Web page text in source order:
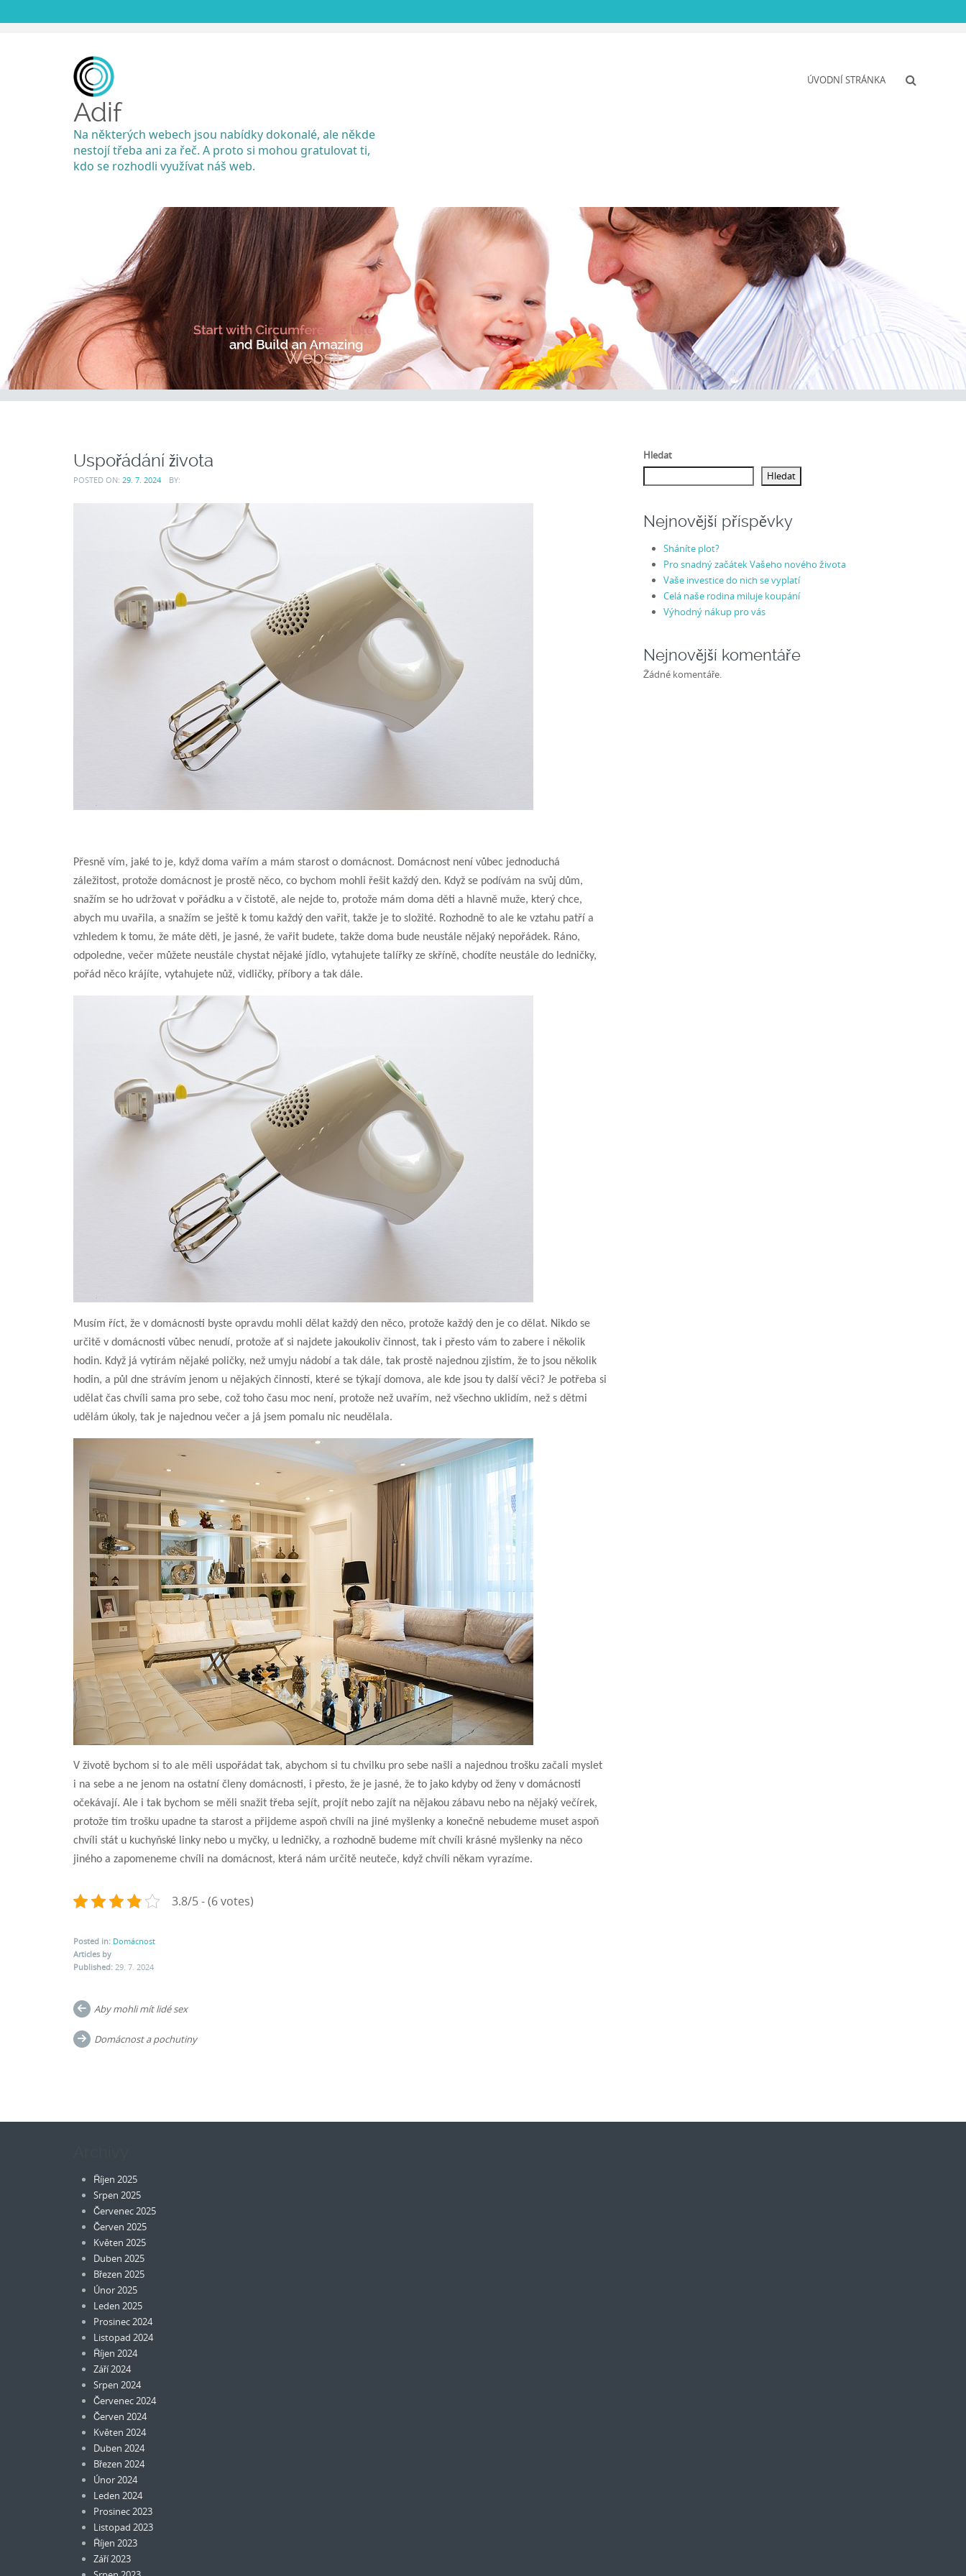
Adif
Na některých webech jsou nabídky dokonalé, ale někde
nestojí třeba ani za řeč. A proto si mohou gratulovat ti,
kdo se rozhodli využívat náš web.
ÚVODNÍ STRÁNKA
Uspořádání života
POSTED ON: 29. 7. 2024 BY:
Přesně vím, jaké to je, když doma vařím a mám starost o domácnost. Domácnost není vůbec jednoduchá
záležitost, protože domácnost je prostě něco, co bychom mohli řešit každý den. Když se podívám na svůj dům,
snažím se ho udržovat v pořádku a v čistotě, ale nejde to, protože mám doma děti a hlavně muže, který chce,
abych mu uvařila, a snažím se ještě k tomu každý den vařit, takže je to složité. Rozhodně to ale ke vztahu patří a
vzhledem k tomu, že máte děti, je jasné, že vařit budete, takže doma bude neustále nějaký nepořádek. Ráno,
odpoledne, večer můžete neustále chystat nějaké jídlo, vytahujete talířky ze skříně, chodíte neustále do ledničky,
pořád něco krájíte, vytahujete nůž, vidličky, příbory a tak dále.
Musím říct, že v domácnosti byste opravdu mohli dělat každý den něco, protože každý den je co dělat. Nikdo se
určitě v domácnosti vůbec nenudí, protože ať si najdete jakoukoliv činnost, tak i přesto vám to zabere i několik
hodin. Když já vytírám nějaké poličky, než umyju nádobí a tak dále, tak prostě najednou zjistím, že to jsou několik
hodin, a půl dne strávím jenom u nějakých činností, které se týkají domova, ale kde jsou ty další věci? Je potřeba si
udělat čas chvíli sama pro sebe, což toho času moc není, protože než uvařím, než všechno uklidím, než s dětmi
udělám úkoly, tak je najednou večer a já jsem pomalu nic neudělala.
V životě bychom si to ale měli uspořádat tak, abychom si tu chvilku pro sebe našli a najednou trošku začali myslet
i na sebe a ne jenom na ostatní členy domácnosti, i přesto, že je jasné, že to jako kdyby od ženy v domácnosti
očekávají. Ale i tak bychom se měli snažit třeba sejít, projít nebo zajít na nějakou zábavu nebo na nějaký večírek,
protože tím trošku upadne ta starost a přijdeme aspoň chvíli na jiné myšlenky a konečně nebudeme muset aspoň
chvíli stát u kuchyňské linky nebo u myčky, u ledničky, a rozhodně budeme mít chvíli krásné myšlenky na něco
jiného a zapomeneme chvíli na domácnost, která nám určitě neuteče, když chvíli někam vyrazíme.
3.8/5 - (6 votes)
Posted in: Domácnost
Articles by
Published: 29. 7. 2024
Post
navigation
Aby mohli mít lidé sex
Domácnost a pochutiny
Hledat
Hledat
Nejnovější příspěvky
Sháníte plot?
Pro snadný začátek Vašeho nového života
Vaše investice do nich se vyplatí
Celá naše rodina miluje koupání
Výhodný nákup pro vás
Nejnovější komentáře
Žádné komentáře.
Říjen 2025
Srpen 2025
Červenec 2025
Červen 2025
Květen 2025
Duben 2025
Březen 2025
Únor 2025
Leden 2025
Prosinec 2024
Listopad 2024
Říjen 2024
Září 2024
Srpen 2024
Červenec 2024
Červen 2024
Květen 2024
Duben 2024
Březen 2024
Únor 2024
Leden 2024
Prosinec 2023
Listopad 2023
Říjen 2023
Září 2023